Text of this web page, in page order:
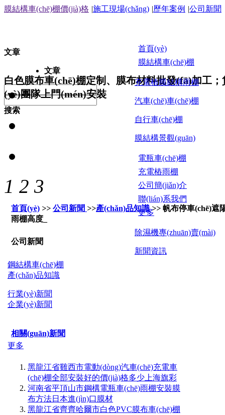
文章
文章
搜索
白色膜布車(chē)棚定制、膜布材料批發(fā)加工；
(yè)團隊上門(mén)安裝
首頁(yè)
膜結構車(chē)棚
充電樁膜結構雨棚
汽車(chē)車(chē)棚
自行車(chē)棚
膜結構景觀(guān)
電瓶車(chē)棚
充電樁雨棚
公司簡(jiǎn)介
聯(lián)系我們
更多
除濕機專(zhuān)賣(mài)
新聞資訊
膜結構車(chē)棚價(jià)格 |施工現場(chǎng) |歷年案例 |公司新聞
1 2 3
首頁(yè) >> 公司新聞 >>產(chǎn)品知識 >> 帆布停車(chē)遮
雨棚高度_
公司新聞
鋼結構車(chē)棚
產(chǎn)品知識
行業(yè)新聞
企業(yè)新聞
相關(guān)新聞
更多
黑龍江省雞西市電動(dòng)汽車(chē)充電車
(chē)棚全部安裝好的價(jià)格多少上海旗彩
河南省平頂山市鋼構電瓶車(chē)雨棚安裝膜
布方法日本進(jìn)口膜材
黑龍江省齊齊哈爾市白色PVC膜布車(chē)棚